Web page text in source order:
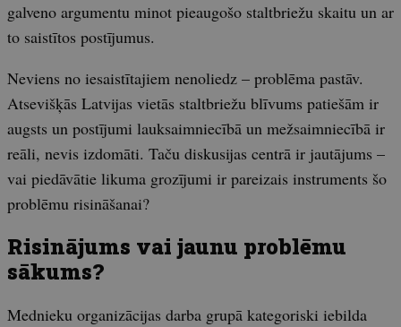
galveno argumentu minot pieaugošo staltbriežu skaitu un ar
to saistītos postījumus.
Neviens no iesaistītajiem nenoliedz – problēma pastāv.
Atsevišķās Latvijas vietās staltbriežu blīvums patiešām ir
augsts un postījumi lauksaimniecībā un mežsaimniecībā ir
reāli, nevis izdomāti. Taču diskusijas centrā ir jautājums –
vai piedāvātie likuma grozījumi ir pareizais instruments šo
problēmu risināšanai?
Risinājums vai jaunu problēmu
sākums?
Mednieku organizācijas darba grupā kategoriski iebilda